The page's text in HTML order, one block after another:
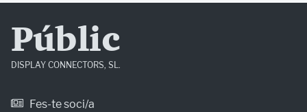
Públic
DISPLAY CONNECTORS, SL.
Fes-te soci/a